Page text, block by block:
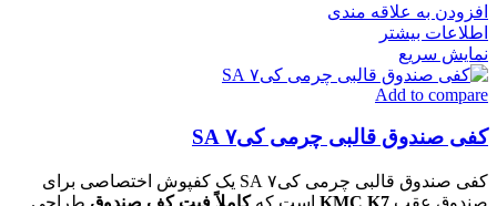
افزودن به علاقه مندی
اطلاعات بیشتر
نمایش سریع
Add to compare
کفی صندوق قالبی چرمی کی۷ SA
کفی صندوق قالبی چرمی کی۷ SA یک کفپوش اختصاصی برای
صندوق عقب KMC K7 است کهکاملاً فیت کف صندوق طراحی